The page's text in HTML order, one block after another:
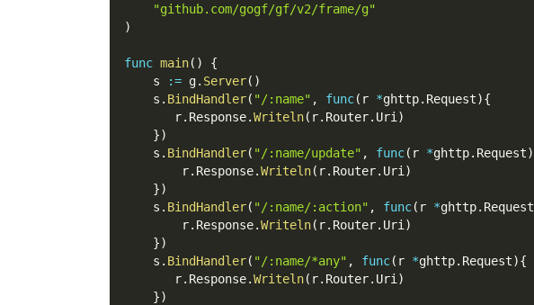
"github.com/gogf/gf/v2/frame/g"
)
func main( )
{
    s
:= g. Server( )
    s
. BindHandler( "/:name" , func( r *ghttp. Request){
       r
. Response.Writeln( r. Router. Uri )
})
    s
. BindHandler( "/:name/update" , func( r *ghttp. Request)
        r
. Response.Writeln( r. Router. Uri )
})
    s
. BindHandler( "/:name/:action" , func( r *ghttp. Request
        r
. Response.Writeln( r. Router. Uri )
})
    s
. BindHandler( "/:name/*any" , func( r *ghttp. Request){
       r
. Response.Writeln( r. Router. Uri )
})